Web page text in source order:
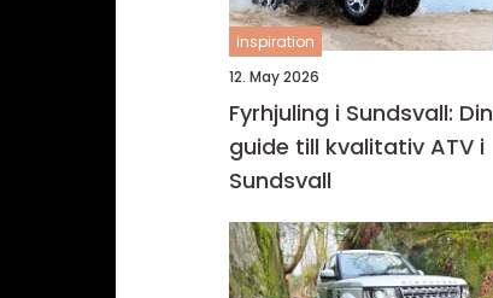
inspiration
12. May 2026
Fyrhjuling i Sundsvall: Din
guide till kvalitativ ATV i
Sundsvall